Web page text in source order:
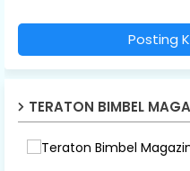
Posting
TERATON BIMBEL